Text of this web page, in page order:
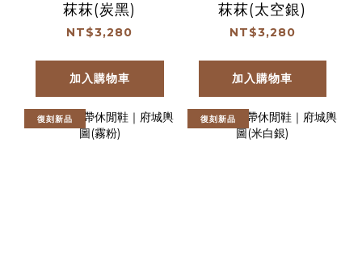
菻菻(炭黑)
NT$3,280
加入購物車
菻菻(太空銀)
NT$3,280
加入購物車
復刻新品 復刻新品